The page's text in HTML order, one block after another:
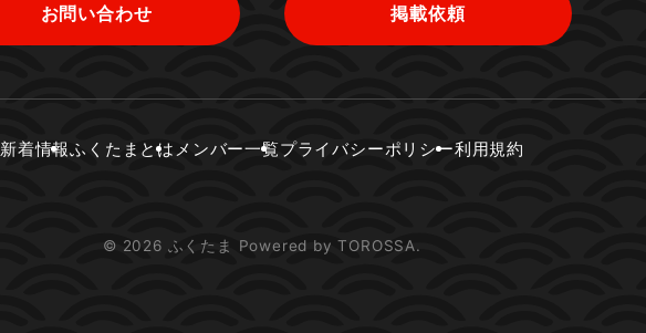
お問い合わせ 掲載依頼
新着情報ふくたまとは メンバー一覧プライバシーポリシー利用規約
© 2026 ふくたま Powered by TOROSSA.